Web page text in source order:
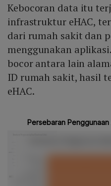
Kebocoran data itu
infrastruktur eHAC,
dari rumah sakit dan
menggunakan
bocor antara lain
ID rumah sakit, hasil
eHAC.